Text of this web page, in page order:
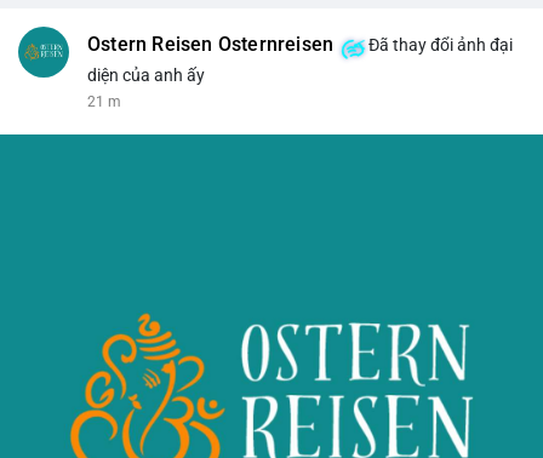
Ostern Reisen Osternreisen
Đã thay đổi ảnh đại
diện của anh ấy
21 m